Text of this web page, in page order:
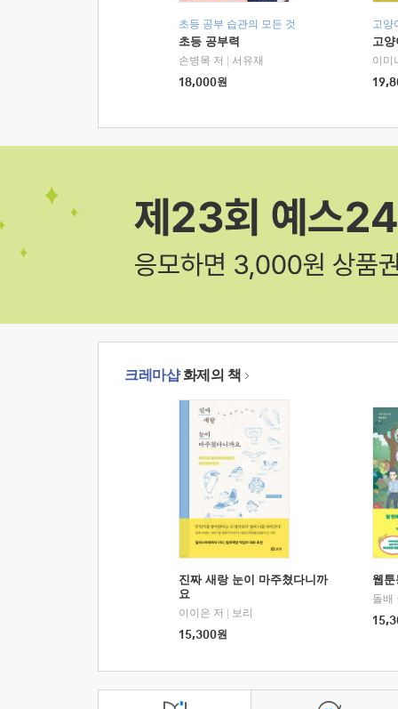
초등 공부 습관의 모든 것
초등 공부력
손병목 저
서유재
18,000원
고양
고
이미
크레마샵화제의 책
진짜 새랑 눈이 마주쳤다니까
요
이이은 저
보리
15,300원
웹
돌배